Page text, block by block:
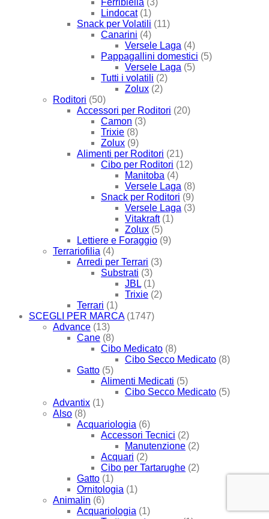
Ferribiella (3)
Lindocat (1)
Snack per Volatili (11)
Canarini (4)
Versele Laga (4)
Pappagallini domestici (5)
Versele Laga (5)
Tutti i volatili (2)
Zolux (2)
Roditori (50)
Accessori per Roditori (20)
Camon (3)
Trixie (8)
Zolux (9)
Alimenti per Roditori (21)
Cibo per Roditori (12)
Manitoba (4)
Versele Laga (8)
Snack per Roditori (9)
Versele Laga (3)
Vitakraft (1)
Zolux (5)
Lettiere e Foraggio (9)
Terrariofilia (4)
Arredi per Terrari (3)
Substrati (3)
JBL (1)
Trixie (2)
Terrari (1)
SCEGLI PER MARCA (1747)
Advance (13)
Cane (8)
Cibo Medicato (8)
Cibo Secco Medicato (8)
Gatto (5)
Alimenti Medicati (5)
Cibo Secco Medicato (5)
Advantix (1)
Also (8)
Acquariologia (6)
Accessori Tecnici (2)
Manutenzione (2)
Acquari (2)
Cibo per Tartarughe (2)
Gatto (1)
Ornitologia (1)
Animalin (6)
Acquariologia (1)